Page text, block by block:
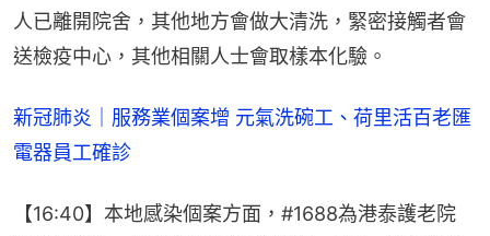
人已離開院舍，其他地方會做大清洗，緊密接觸者會
送檢疫中心，其他相關人士會取樣本化驗。
新冠肺炎｜服務業個案增 元氣洗碗工、荷里活百老匯
電器員工確診
【16:40】本地感染個案方面，#1688為港泰護老院